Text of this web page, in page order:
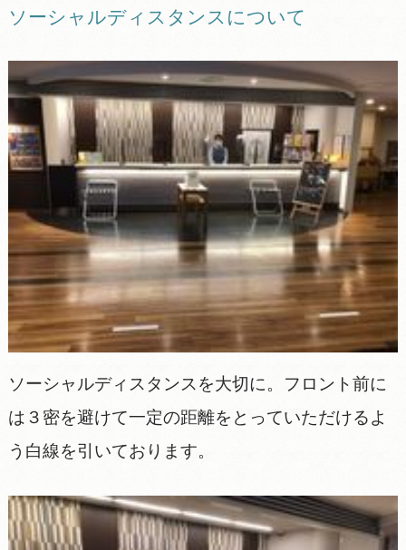
ソーシャルディスタンスについて
ソーシャルディスタンスを大切に。フロント前に
は３密を避けて一定の距離をとっていただけるよ
う白線を引いております。